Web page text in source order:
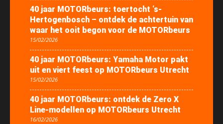
40 jaar MOTORbeurs: toertocht ‘s-
Hertogenbosch – ontdek de achtertuin van
waar het ooit begon voor de MOTORbeurs
15/02/2026
40 jaar MOTORbeurs: Yamaha Motor pakt
uit en viert feest op MOTORbeurs Utrecht
15/02/2026
40 jaar MOTORbeurs: ontdek de Zero X
Line-modellen op MOTORbeurs Utrecht
16/02/2026